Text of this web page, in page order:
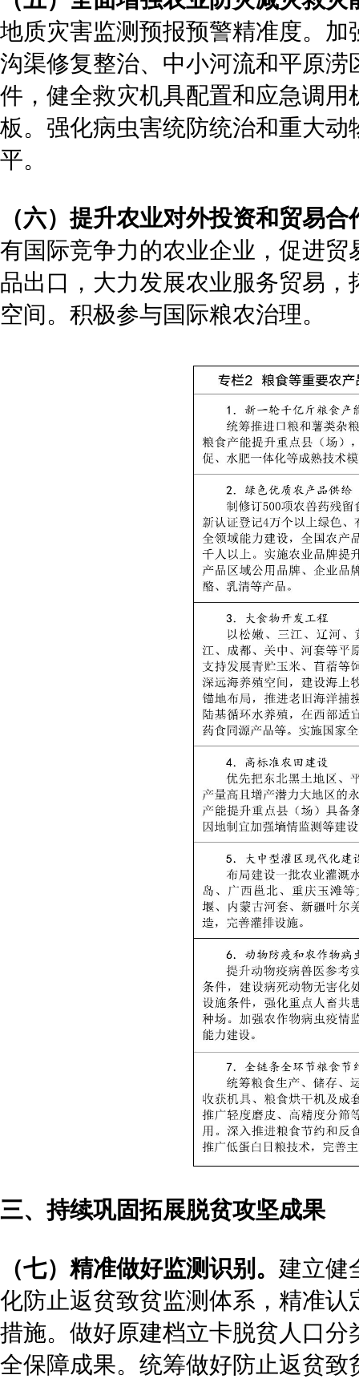
地质灾害监测预报预警精准度。
沟渠修复整治、中小河流和平原
件，健全救灾机具配置和应急调
板。强化病虫害统防统治和重大
平。
（六）提升农业对外投资和贸易合
有国际竞争力的农业企业，促进
品出口，大力发展农业服务贸易
空间。积极参与国际粮农治理。
三、持续巩固拓展脱贫攻坚成果
（七）精准做好监测识别。 建立健
化防止返贫致贫监测体系，精准
措施。做好原建档立卡脱贫人口
全保障成果。统筹做好防止返贫